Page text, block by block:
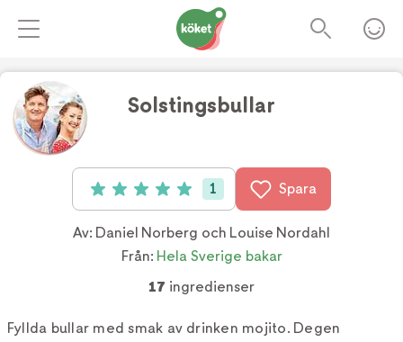
Solstingsbullar
Betyg: 5 av 5 (1 röster)
1 Spara
Av: Daniel Norberg och Louise Nordahl
Från: Hela Sverige bakar
17 ingredienser
Fyllda bullar med smak av drinken mojito. Degen